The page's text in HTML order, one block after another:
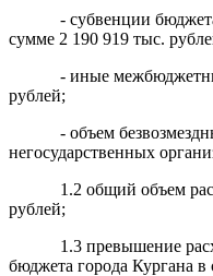
- субвенции
сумме 2 190 919 тыс.
- иные
рублей;
- объем
негосударственных
1.2 общий объем
рублей;
1.3 превышение
бюджета города Кургана